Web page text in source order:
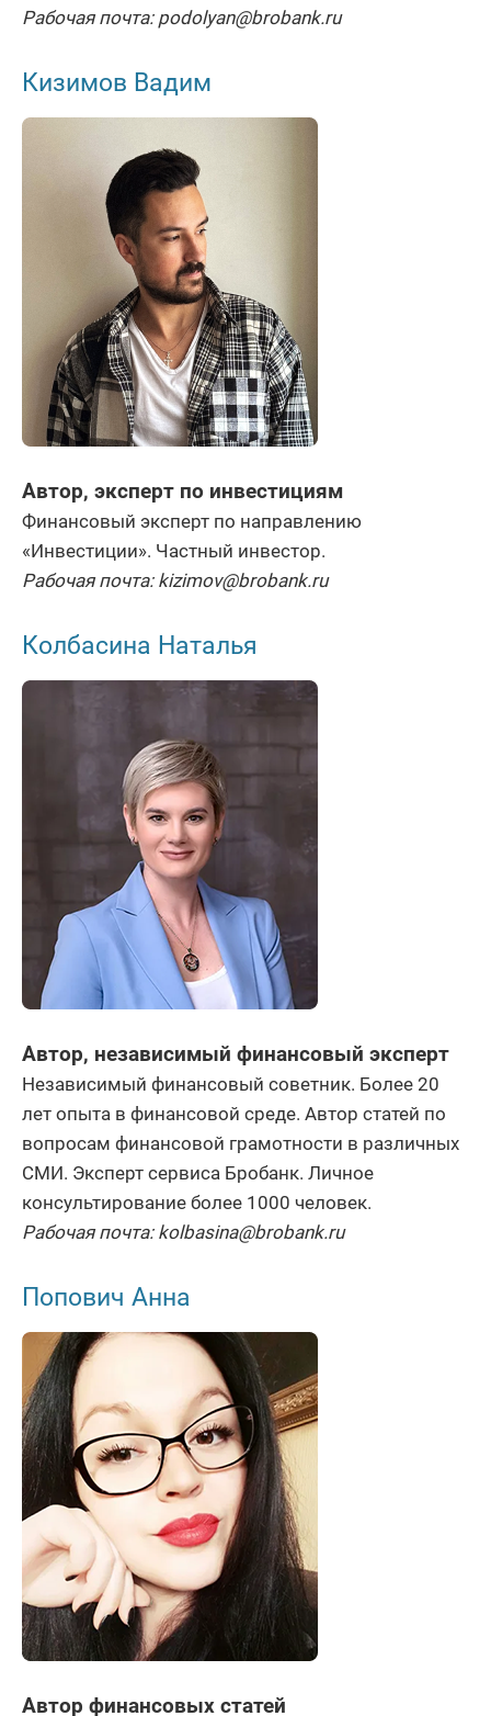
Рабочая почта: podolyan@brobank.ru
Кизимов Вадим
Автор, эксперт по инвестициям
Финансовый эксперт по направлению
«Инвестиции». Частный инвестор.
Рабочая почта: kizimov@brobank.ru
Колбасина Наталья
Автор, независимый финансовый эксперт
Независимый финансовый советник. Более 20
лет опыта в финансовой среде. Автор статей по
вопросам финансовой грамотности в различных
СМИ. Эксперт сервиса Бробанк. Личное
консультирование более 1000 человек.
Рабочая почта: kolbasina@brobank.ru
Попович Анна
Автор финансовых статей